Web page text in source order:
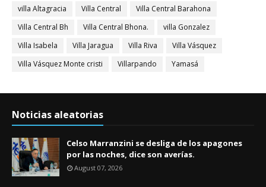
villa Altagracia
Villa Central
Villa Central Barahona
Villa Central Bh
Villa Central Bhona.
villa Gonzalez
Villa Isabela
Villa Jaragua Villa Riva
Villa Vásquez
Villa Vásquez Monte cristi
Villarpando Yamasá
Noticias aleatorias
Celso Marranzini se desliga de los apagones
por las noches, dice son averías.
August 07, 2026